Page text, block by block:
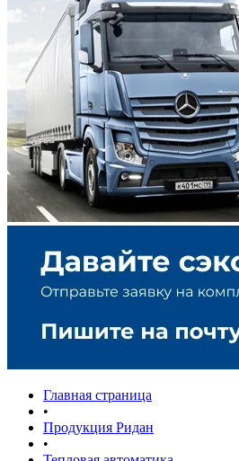
Главная страница
•
Продукция Ридан
•